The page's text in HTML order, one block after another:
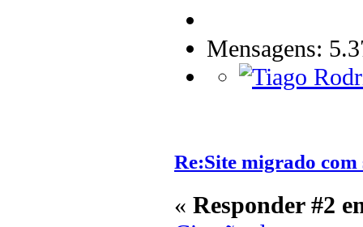
Mensagens:
Re:Site migrado com
« Responder #2